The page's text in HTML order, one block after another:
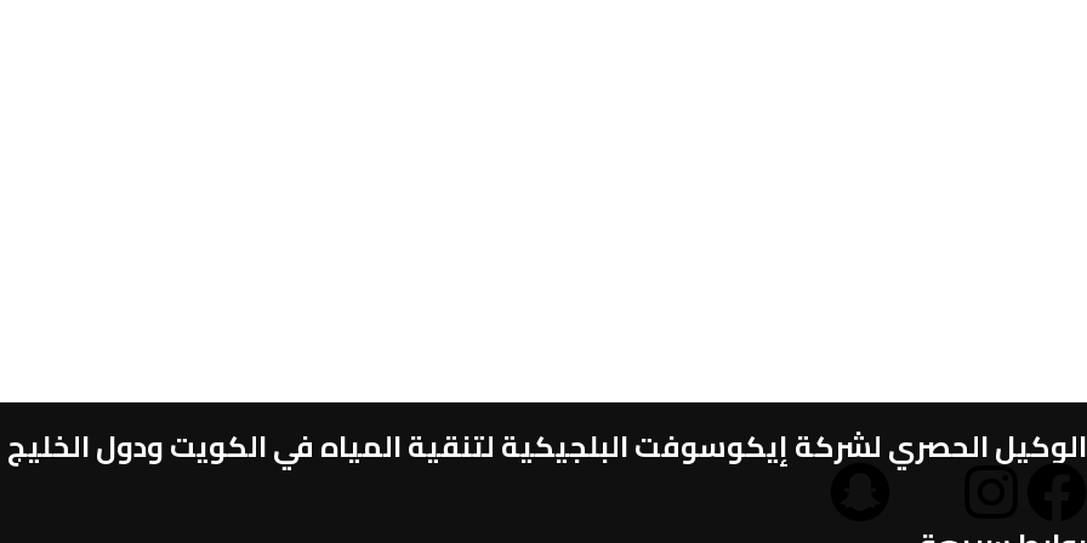
الوكيل الحصري لشركة إيكوسوفت البلجيكية لتنقية المياه في الكويت ودول الخليج